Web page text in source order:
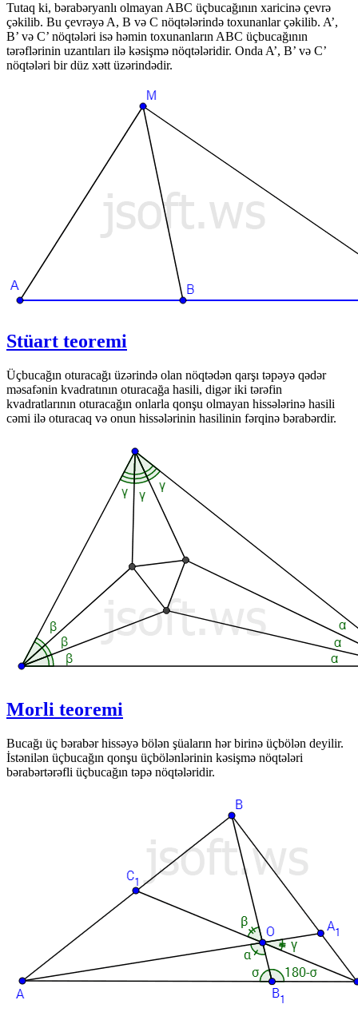
Tutaq ki, bərabəryanlı olmayan ABC üçbucağının xaricinə çevrə
çəkilib. Bu çevrəyə A, B və C nöqtələrində toxunanlar çəkilib. A’,
B’ və C’ nöqtələri isə həmin toxunanların ABC üçbucağının
tərəflərinin uzantıları ilə kəsişmə nöqtələridir. Onda A’, B’ və C’
nöqtələri bir düz xətt üzərindədir.
Stüart teoremi
Üçbucağın oturacağı üzərində olan nöqtədən qarşı təpəyə qədər
məsafənin kvadratının oturacağa hasili, digər iki tərəfin
kvadratlarının oturacağın onlarla qonşu olmayan hissələrinə hasili
cəmi ilə oturacaq və onun hissələrinin hasilinin fərqinə bərabərdir.
Morli teoremi
Bucağı üç bərabər hissəyə bölən şüaların hər birinə üçbölən deyilir.
İstənilən üçbucağın qonşu üçbölənlərinin kəsişmə nöqtələri
bərabərtərəfli üçbucağın təpə nöqtələridir.